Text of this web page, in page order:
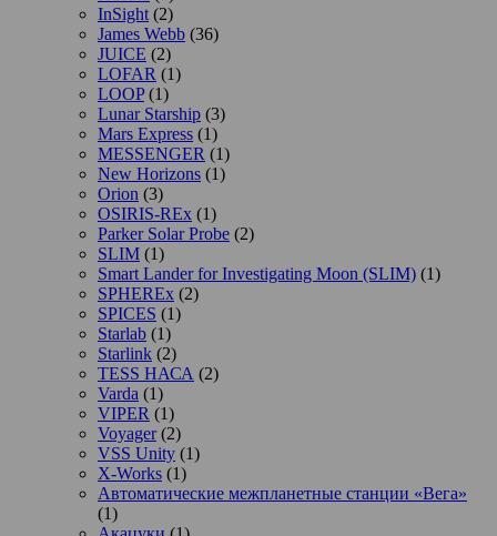
InSight (2)
James Webb (36)
JUICE (2)
LOFAR (1)
LOOP(1)
Lunar Starship (3)
Mars Express (1)
MESSENGER (1)
New Horizons (1)
Orion (3)
OSIRIS-REx (1)
Parker Solar Probe (2)
SLIM (1)
Smart Lander for Investigating Moon (SLIM) (1)
SPHEREx (2)
SPICES (1)
Starlab (1)
Starlink (2)
TESS НАСА (2)
Varda (1)
VIPER (1)
Voyager(2)
VSS Unity (1)
X-Works (1)
Автоматические межпланетные станции «Вега»
(1)